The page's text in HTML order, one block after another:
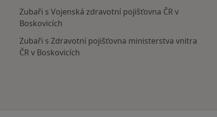
Zubaři s Vojenská zdravotní pojišťovna ČR v
Boskovicích
Zubaři s Zdravotní pojišťovna ministerstva vnitra
ČR v Boskovicích